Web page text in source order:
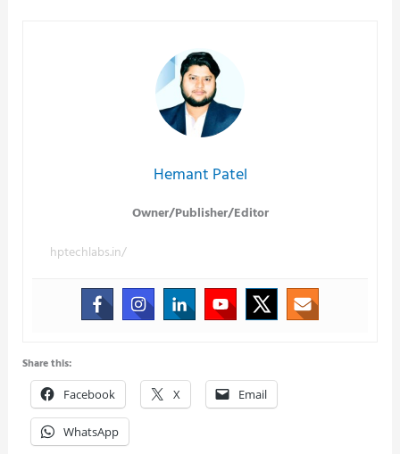
Hemant Patel
Owner/Publisher/Editor
hptechlabs.in/
Share this:
Facebook X Email
WhatsApp